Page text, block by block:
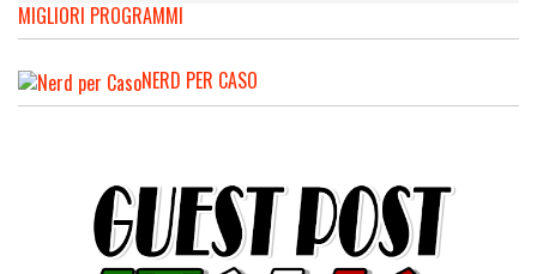
MIGLIORI PROGRAMMI
NERD PER CASO